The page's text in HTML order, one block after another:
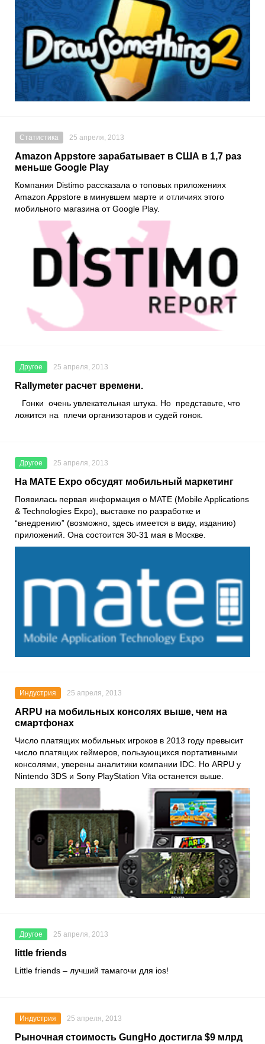
Статистика 25 апреля, 2013
Amazon Appstore зарабатывает в США в 1,7 раз
меньше Google Play
Компания Distimo рассказала о топовых приложениях
Amazon Appstore в минувшем марте и отличиях этого
мобильного магазина от Google Play.
Другое 25 апреля, 2013
Rallymeter расчет времени.
Гонки очень увлекательная штука. Но представьте, что
ложится на плечи организотаров и судей гонок.
Другое 25 апреля, 2013
На MATE Expo обсудят мобильный маркетинг
Появилась первая информация о МАТЕ (Mobile Applications
& Technologies Expo), выставке по разработке и
“внедрению” (возможно, здесь имеется в виду, изданию)
приложений. Она состоится 30-31 мая в Москве.
Индустрия 25 апреля, 2013
ARPU на мобильных консолях выше, чем на
смартфонах
Число платящих мобильных игроков в 2013 году превысит
число платящих геймеров, пользующихся портативными
консолями, уверены аналитики компании IDC. Но ARPU у
Nintendo 3DS и Sony PlayStation Vita останется выше.
Другое 25 апреля, 2013
little friends
Little friends – лучший тамагочи для ios!
Индустрия 25 апреля, 2013
Рыночная стоимость GungHo достигла $9 млрд